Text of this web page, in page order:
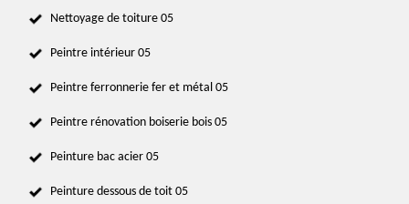
Nettoyage de toiture 05
Peintre intérieur 05
Peintre ferronnerie fer et métal 05
Peintre rénovation boiserie bois 05
Peinture bac acier 05
Peinture dessous de toit 05